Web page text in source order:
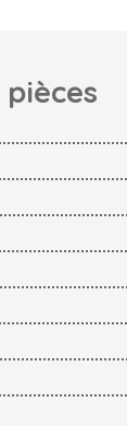
pièces